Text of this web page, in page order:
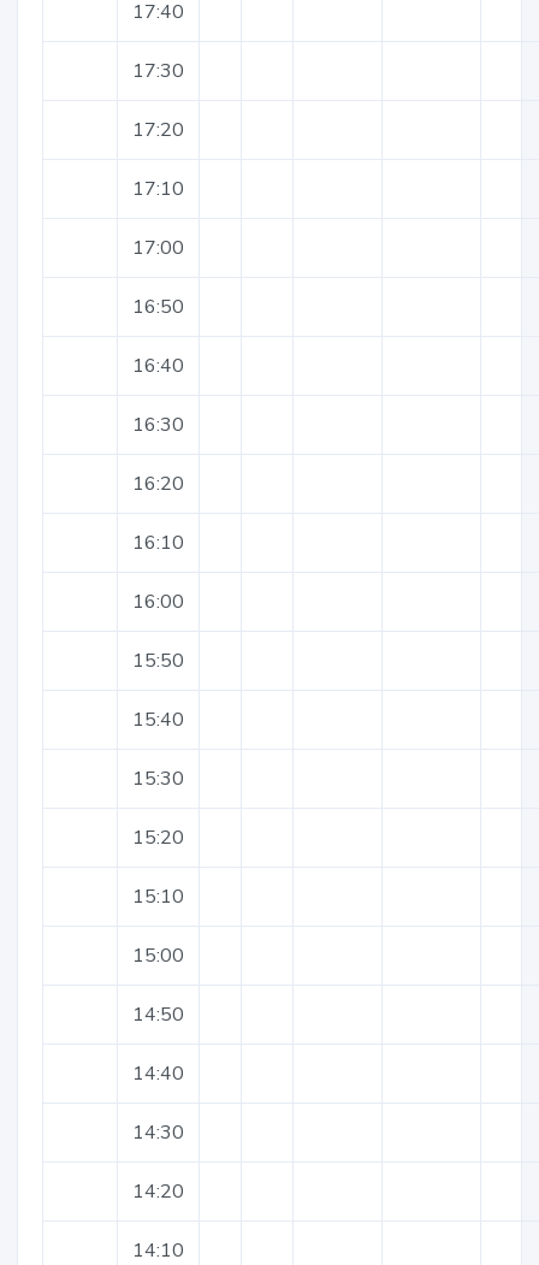
17:40
17:30
17:20
17:10
17:00
16:50
16:40
16:30
16:20
16:10
16:00
15:50
15:40
15:30
15:20
15:10
15:00
14:50
14:40
14:30
14:20
14:10